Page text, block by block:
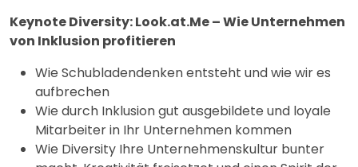
Keynote Diversity: Look.at.Me – Wie Unternehmen
von Inklusion profitieren
Wie Schubladendenken entsteht und wie wir es
aufbrechen
Wie durch Inklusion gut ausgebildete und loyale
Mitarbeiter in Ihr Unternehmen kommen
Wie Diversity Ihre Unternehmenskultur bunter